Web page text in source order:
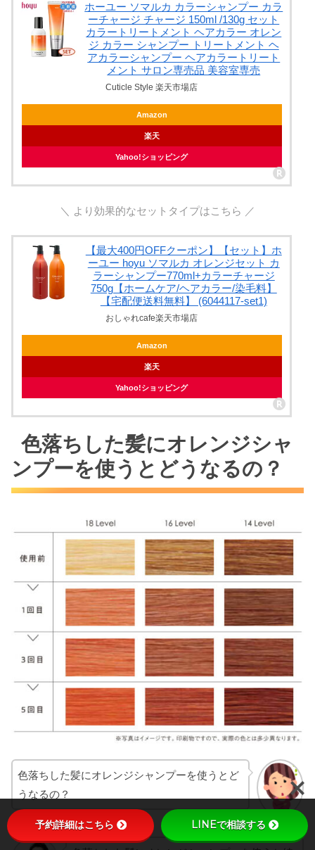
ホーユー ソマルカ カラーシャンプー カラ
ーチャージ チャージ 150ml /130g セット
カラートリートメント ヘアカラー オレン
ジ カラー シャンプー トリートメント ヘ
アカラーシャンプー ヘアカラートリート
メント サロン専売品 美容室専売
Cuticle Style 楽天市場店
Amazon
楽天
Yahoo!ショッピング
＼ より効果的なセットタイプはこちら ／
【最大400円OFFクーポン】【セット】ホ
ーユー hoyu ソマルカ オレンジセット カ
ラーシャンプー770ml+カラーチャージ
750g【ホームケア/ヘアカラー/染毛料】
【宅配便送料無料】 (6044117-set1)
おしゃれcafe楽天市場店
Amazon
楽天
Yahoo!ショッピング
色落ちした髪にオレンジシャ
ンプーを使うとどうなるの？
色落ちした髪にオレンジシャンプーを使うとど
うなるの？
予約詳細はこちら LINEで相談する